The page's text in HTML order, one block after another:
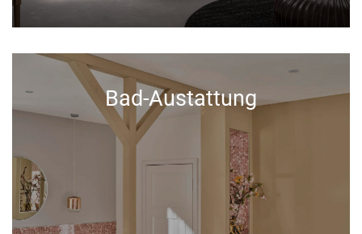
Bad-Austattung